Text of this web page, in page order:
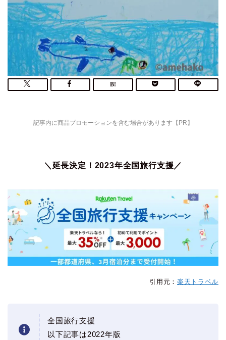
記事内に商品プロモーションを含む場合があります【PR】
＼延長決定！2023年全国旅行支援／
引用元：楽天トラベル
全国旅行支援
以下記事は2022年版